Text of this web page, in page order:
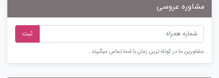
مشاوره عروسی
ثبت
مشاورین ما در کوتاه ترین زمان با شما تماس میگیرند .